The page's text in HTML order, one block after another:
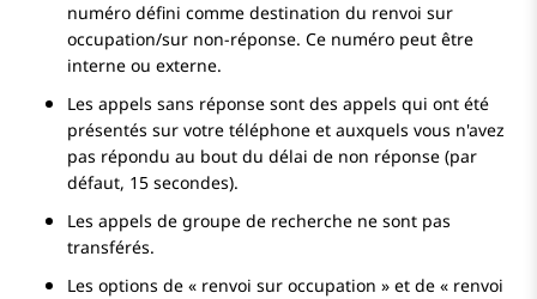
numéro défini comme destination du renvoi sur
occupation/sur non-réponse. Ce numéro peut être
interne ou externe.
Les appels sans réponse sont des appels qui ont été
présentés sur votre téléphone et auxquels vous n'avez
pas répondu au bout du délai de non réponse (par
défaut, 15 secondes).
Les appels de groupe de recherche ne sont pas
transférés.
Les options de « renvoi sur occupation » et de « renvoi